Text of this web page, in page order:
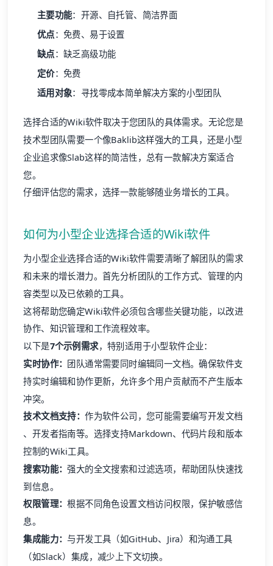
主要功能：开源、自托管、简洁界面
优点：免费、易于设置
缺点：缺乏高级功能
定价：免费
适用对象：寻找零成本简单解决方案的小型团队
选择合适的Wiki软件取决于您团队的具体需求。无论您是
技术型团队需要一个像Baklib这样强大的工具，还是小型
企业追求像Slab这样的简洁性，总有一款解决方案适合
您。
仔细评估您的需求，选择一款能够随业务增长的工具。
如何为小型企业选择合适的Wiki软件
为小型企业选择合适的Wiki软件需要清晰了解团队的需求
和未来的增长潜力。首先分析团队的工作方式、管理的内
容类型以及已依赖的工具。
这将帮助您确定Wiki软件必须包含哪些关键功能，以改进
协作、知识管理和工作流程效率。
以下是7个示例需求，特别适用于小型软件企业：
实时协作： 团队通常需要同时编辑同一文档。确保软件支
持实时编辑和协作更新，允许多个用户贡献而不产生版本
冲突。
技术文档支持：作为软件公司，您可能需要编写开发文档
、开发者指南等。选择支持Markdown、代码片段和版本
控制的Wiki工具。
搜索功能：强大的全文搜索和过滤选项，帮助团队快速找
到信息。
权限管理：根据不同角色设置文档访问权限，保护敏感信
息。
集成能力：与开发工具（如GitHub、Jira）和沟通工具
（如Slack）集成，减少上下文切换。